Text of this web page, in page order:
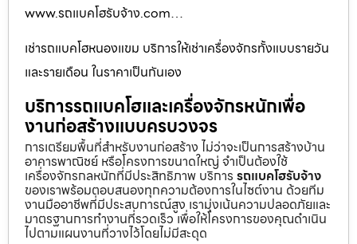
www.รถแบคโฮรับจ้าง.com…
เช่ารถแบคโฮหนองแขม บริการให้เช่าเครื่องจักรทั้งแบบรายวัน
และรายเดือน ในราคาเป็นกันเอง
บริการรถแบคโฮและเครื่องจักรหนักเพื่อ
งานก่อสร้างแบบครบวงจร
การเตรียมพื้นที่สำหรับงานก่อสร้าง ไม่ว่าจะเป็นการสร้างบ้าน
อาคารพาณิชย์ หรือโครงการขนาดใหญ่ จำเป็นต้องใช้
เครื่องจักรกลหนักที่มีประสิทธิภาพ บริการ รถแบคโฮรับจ้าง
ของเราพร้อมตอบสนองทุกความต้องการในไซต์งาน ด้วยทีม
งานมืออาชีพที่มีประสบการณ์สูง เรามุ่งเน้นความปลอดภัยและ
มาตรฐานการทำงานที่รวดเร็ว เพื่อให้โครงการของคุณดำเนิน
ไปตามแผนงานที่วางไว้โดยไม่มีสะดุด